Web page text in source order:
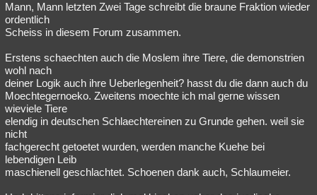
Mann, Mann letzten Zwei Tage schreibt die braune Fraktion wieder
ordentlich
Scheiss in diesem Forum zusammen.
Erstens schaechten auch die Moslem ihre Tiere, die demonstrien
wohl nach
deiner Logik auch ihre Ueberlegenheit? hasst du die dann auch du
Moechtegernoeko. Zweitens moechte ich mal gerne wissen
wieviele Tiere
elendig in deutschen Schlaechtereinen zu Grunde gehen. weil sie
nicht
fachgerecht getoetet wurden, werden manche Kuehe bei
lebendigen Leib
maschienell geschlachtet. Schoenen dank auch, Schlaumeier.